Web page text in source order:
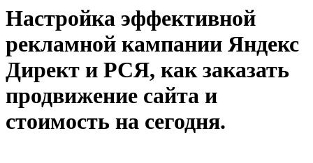
Настройка эффективной
рекламной кампании Яндекс
Директ и РСЯ, как заказать
продвижение сайта и
стоимость на сегодня.